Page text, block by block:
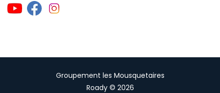
Groupement les Mousquetaires
Roady © 2026